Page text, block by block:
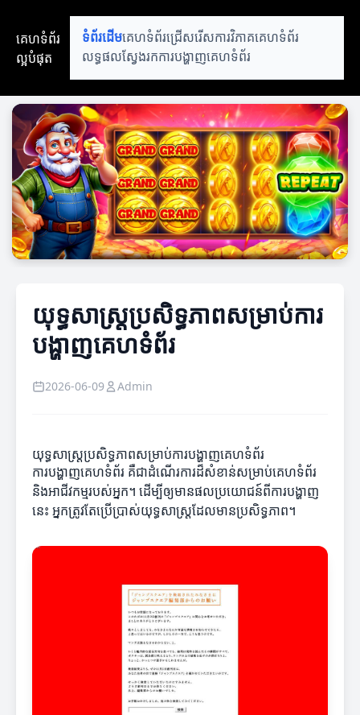
គេហទំព័រ
ល្អបំផុត
ទំព័រដើមគេហទំព័រជ្រើសរើសការវិភាគគេហទំព័រ
លទ្ធផលស្វែងរកការបង្ហាញគេហទំព័រ
យុទ្ធសាស្ត្រប្រសិទ្ធភាពសម្រាប់ការ
បង្ហាញគេហទំព័រ
2026-06-09 Admin
យុទ្ធសាស្ត្រប្រសិទ្ធភាពសម្រាប់ការបង្ហាញគេហទំព័រ
ការបង្ហាញគេហទំព័រ គឺជាដំណើរការដ៏សំខាន់សម្រាប់គេហទំព័រ
និងអាជីវកម្មរបស់អ្នក។ ដើម្បីឲ្យមានផលប្រយោជន៍ពីការបង្ហាញ
នេះ អ្នកត្រូវតែប្រើប្រាស់យុទ្ធសាស្ត្រដែលមានប្រសិទ្ធភាព។